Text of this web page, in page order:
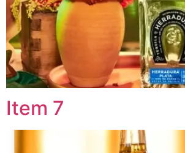
Item 7